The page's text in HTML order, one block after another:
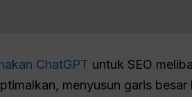
ChatGPT untuk SEO
menyusun garis